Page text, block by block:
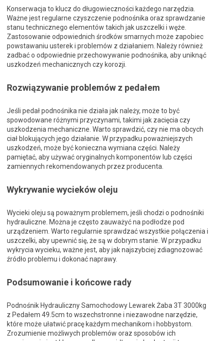
Konserwacja to klucz do długowieczności każdego narzędzia.
Ważne jest regularne czyszczenie podnośnika oraz sprawdzanie
stanu technicznego elementów takich jak uszczelki i węże.
Zastosowanie odpowiednich środków smarnych może zapobiec
powstawaniu usterek i problemów z działaniem. Należy również
zadbać o odpowiednie przechowywanie podnośnika, aby uniknąć
uszkodzeń mechanicznych czy korozji.
Rozwiązywanie problemów z pedałem
Jeśli pedał podnośnika nie działa jak należy, może to być
spowodowane różnymi przyczynami, takimi jak zacięcia czy
uszkodzenia mechaniczne. Warto sprawdzić, czy nie ma obcych
ciał blokujących jego działanie. W przypadku poważniejszych
uszkodzeń, może być konieczna wymiana części. Należy
pamiętać, aby używać oryginalnych komponentów lub części
zamiennych rekomendowanych przez producenta.
Wykrywanie wycieków oleju
Wycieki oleju są poważnym problemem, jeśli chodzi o podnośniki
hydrauliczne. Można je często zauważyć na podłodze pod
urządzeniem. Warto regularnie sprawdzać wszystkie połączenia i
uszczelki, aby upewnić się, że są w dobrym stanie. W przypadku
wykrycia wycieku, ważne jest, aby jak najszybciej zdiagnozować
źródło problemu i dokonać naprawy.
Podsumowanie i końcowe rady
Podnośnik Hydrauliczny Samochodowy Lewarek Żaba 3T 3000kg
z Pedałem 49.5cm to wszechstronne i niezawodne narzędzie,
które może ułatwić pracę każdym mechanikom i hobbystom.
Zrozumienie możliwych problemów oraz sposobów ich